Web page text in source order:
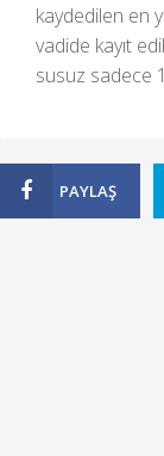
kaydedilen en
vadide kayıt
susuz sadece
PAYLAŞ